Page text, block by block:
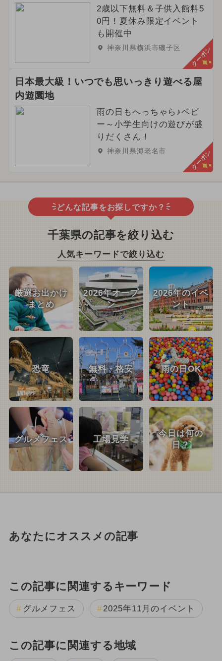
2歳以下無料＆子供入館料5
0円！夏休み限定イベント
も開催中
神奈川県横浜市磯子区 クーポン
日本最大級！いつでも思いっきり遊べる屋
内遊園地
雨の日もへっちゃら♪ベビ
ー～小学生向けの遊びが盛
りだくさん！
神奈川県海老名市 クーポン
どんな記事をお探しですか？
千葉県の記事を絞り込む
人気キーワードで絞り込む
厳選お出かけ
まとめ
2026年オープ
ン
2026年のイベ
ント
恐竜 無料・格安 雨の日OK
グルメフェス 工場見学
今日は何の
日？
あなたにオススメの記事
この記事に関連するキーワード
グルメフェス 2025年11月のイベント
この記事に関連する地域